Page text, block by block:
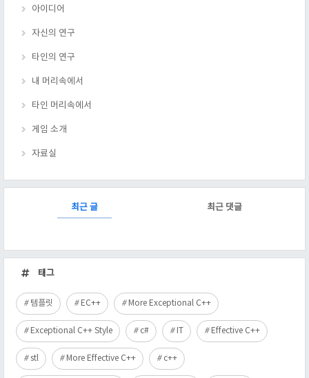
아이디어
자신의 연구
타인의 연구
내 머리속에서
타인 머리속에서
게임 소개
자료실
최근 글 최근 댓글
근
글
태그
템플릿 EC++ More Exceptional C++
Exceptional C++ Style c# IT Effective C++
stl More Effective C++ c++